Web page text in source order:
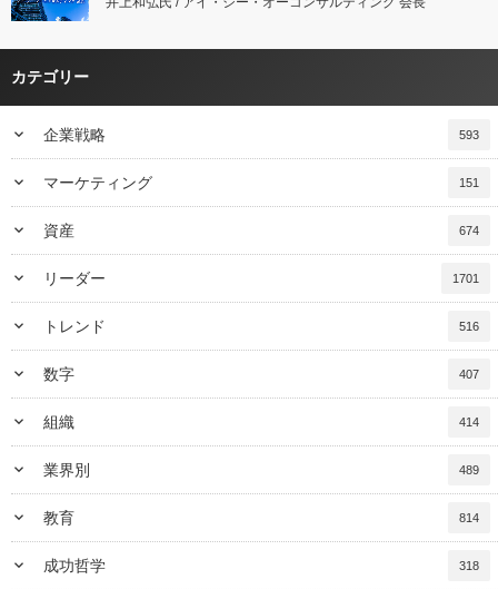
カテゴリー
keyboard_arrow_down 企業戦略 593
keyboard_arrow_down マーケティング 151
keyboard_arrow_down 資産 674
keyboard_arrow_down リーダー 1701
keyboard_arrow_down トレンド 516
keyboard_arrow_down 数字 407
keyboard_arrow_down 組織 414
keyboard_arrow_down 業界別 489
keyboard_arrow_down 教育 814
keyboard_arrow_down 成功哲学 318